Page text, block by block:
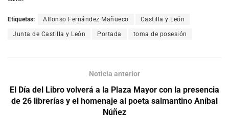
Etiquetas: Alfonso Fernández Mañueco Castilla y León
Junta de Castilla y León Portada toma de posesión
Noticia anterior
El Día del Libro volverá a la Plaza Mayor con la presencia
de 26 librerías y el homenaje al poeta salmantino Aníbal
Núñez